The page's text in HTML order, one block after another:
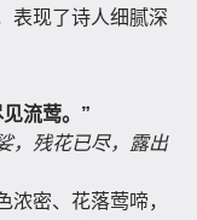
表现了诗人细腻深
流莺。”
，残花已尽，露出
密、花落莺啼，